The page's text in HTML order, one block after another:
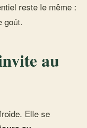
reste le même :
goût.
au
Elle se